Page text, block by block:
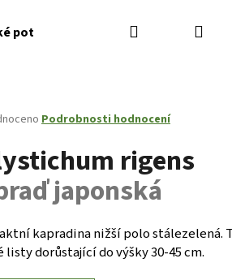
potřeby Kontakty Jak
Hledat
Podrobnosti hodnocení
rigens
japonská
kapradina nižší polo stálezelená.
listy dorůstající do výšky 30-45 cm.